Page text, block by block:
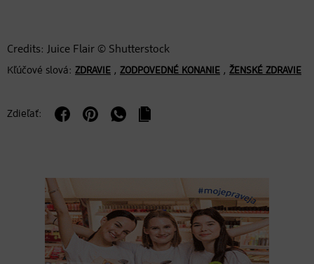
Credits: Juice Flair © Shutterstock
Kľúčové slová: ZDRAVIE , ZODPOVEDNÉ KONANIE , ŽENSKÉ ZDRAVIE
Zdieľať: